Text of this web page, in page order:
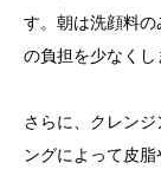
す。朝は洗顔料
の負担を少なくし
さらに、クレン
ングによって皮